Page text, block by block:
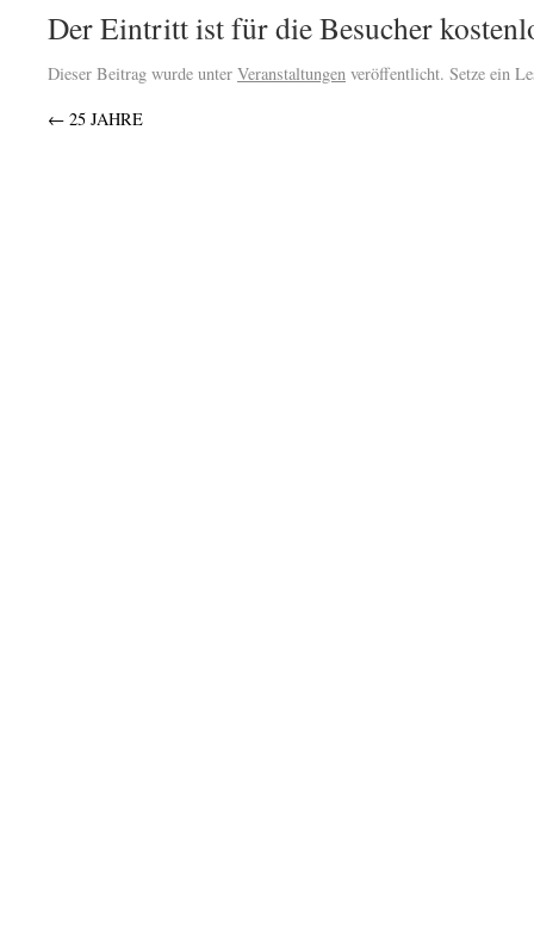
Der Eintritt ist für die Besucher
Dieser Beitrag wurde unter Veranstaltungen veröffentlicht. Setze ein
← 25 JAHRE